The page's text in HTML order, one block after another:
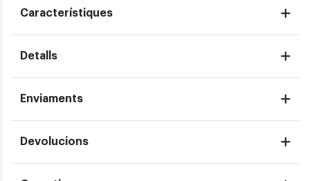
Característiques
Detalls
Enviaments
Devolucions